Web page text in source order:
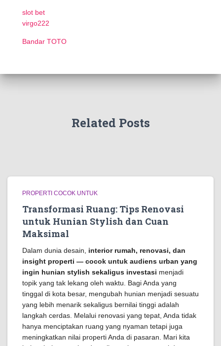
slot bet
virgo222
Bandar TOTO
Related Posts
PROPERTI COCOK UNTUK
Transformasi Ruang: Tips Renovasi
untuk Hunian Stylish dan Cuan
Maksimal
Dalam dunia desain, interior rumah, renovasi, dan
insight properti — cocok untuk audiens urban yang
ingin hunian stylish sekaligus investasi menjadi
topik yang tak lekang oleh waktu. Bagi Anda yang
tinggal di kota besar, mengubah hunian menjadi sesuatu
yang lebih menarik sekaligus bernilai tinggi adalah
langkah cerdas. Melalui renovasi yang tepat, Anda tidak
hanya menciptakan ruang yang nyaman tetapi juga
meningkatkan nilai properti Anda di pasaran. Mari kita